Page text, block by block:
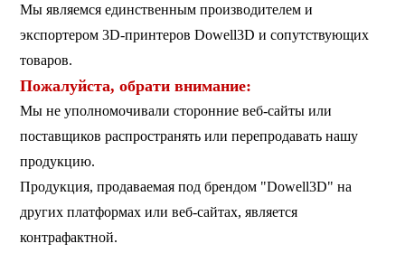
Мы являемся единственным производителем и
экспортером 3D-принтеров Dowell3D и сопутствующих
товаров.
Пожалуйста, обрати внимание:
Мы не уполномочивали сторонние веб-сайты или
поставщиков распространять или перепродавать нашу
продукцию.
Продукция, продаваемая под брендом "Dowell3D" на
других платформах или веб-сайтах, является
контрафактной.